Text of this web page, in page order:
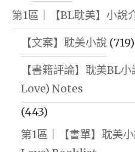
第1區｜【BL耽美】小說
【文案】耽美小說 (719)
【書籍評論】耽美BL
Love) Notes
(443)
第1區｜【書單】耽美